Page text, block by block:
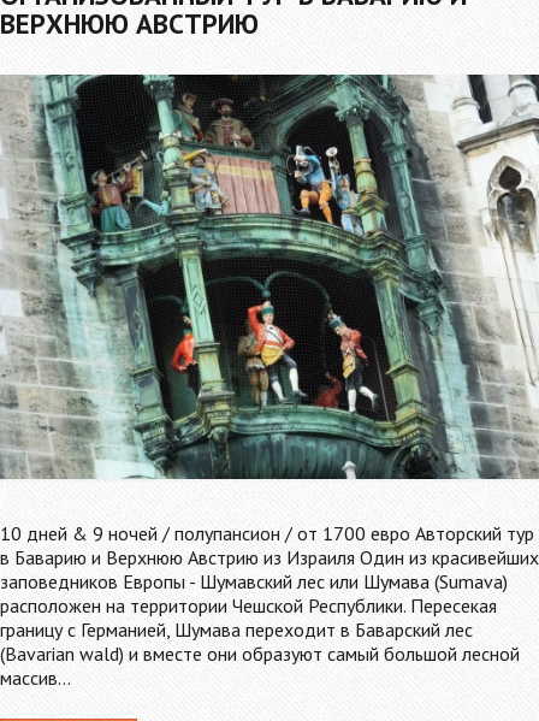
ВЕРХНЮЮ АВСТРИЮ
10 дней & 9 ночей / полупансион / от 1700 евро Авторский тур
в Баварию и Верхнюю Австрию из Израиля Один из красивейших
заповедников Европы - Шумавский лес или Шумава (Sumava)
расположен на территории Чешской Республики. Пересекая
границу с Германией, Шумава переходит в Баварский лес
(Bavarian wald) и вместе они образуют самый большой лесной
массив…